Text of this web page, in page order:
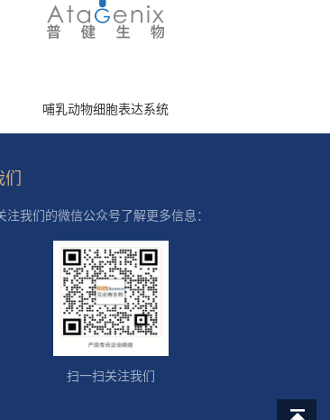
哺乳动物细胞表达系统
注我们的微信公众号了解更多信息：
扫一扫关注我们